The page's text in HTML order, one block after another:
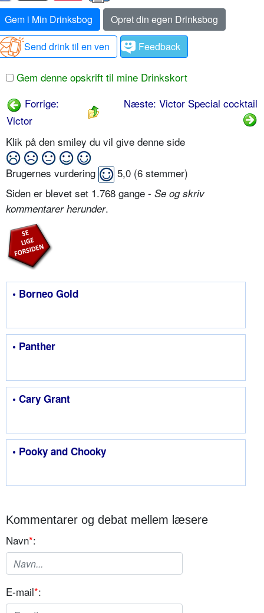
Gem i Min Drinksbog
Opret din egen Drinksbog
Send drink til en ven
Feedback
Gem denne opskrift til mine Drinkskort
Forrige:
Victor
Næste: Victor Special cocktail
Klik på den smiley du vil give denne side
Brugernes vurdering 5,0 (6 stemmer)
Siden er blevet set 1.768 gange - Se og skriv
kommentarer herunder.
• Borneo Gold
• Panther
• Cary Grant
• Pooky and Chooky
Kommentarer og debat mellem læsere
Navn*:
E-mail*: